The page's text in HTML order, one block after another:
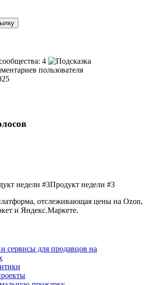
4
пользователя
Продукт недели #3
отслеживающая цены на Ozon,
и Яндекс.Маркете.
сервисы для продавцов на